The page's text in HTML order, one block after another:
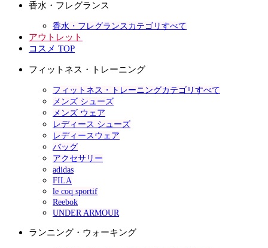
香水・フレグランス
香水・フレグランスカテゴリすべて
アウトレット
コスメ TOP
フィットネス・トレーニング
フィットネス・トレーニングカテゴリすべて
メンズ シューズ
メンズ ウェア
レディース シューズ
レディースウェア
バッグ
アクセサリー
adidas
FILA
le coq sportif
Reebok
UNDER ARMOUR
ランニング・ウォーキング